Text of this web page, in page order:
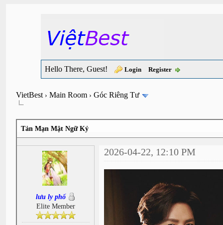
Hello There, Guest! Login Register
VietBest›Main Room ›Góc Riêng Tư
Tản Mạn Mật Ngữ Kỷ
lưu ly phố
Elite Member
2026-04-22, 12:10 PM